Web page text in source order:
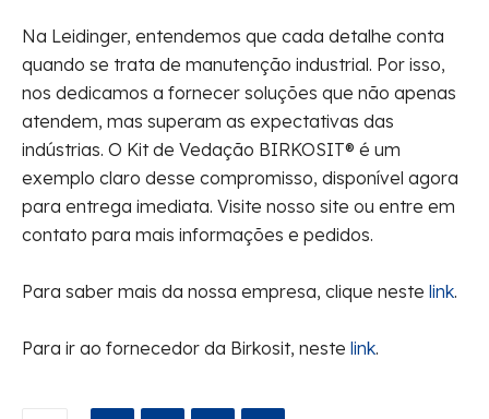
Na Leidinger, entendemos que cada detalhe conta
quando se trata de manutenção industrial. Por isso,
nos dedicamos a fornecer soluções que não apenas
atendem, mas superam as expectativas das
indústrias. O Kit de Vedação BIRKOSIT® é um
exemplo claro desse compromisso, disponível agora
para entrega imediata. Visite nosso site ou entre em
contato para mais informações e pedidos.
Para saber mais da nossa empresa, clique neste link.
Para ir ao fornecedor da Birkosit, neste link.